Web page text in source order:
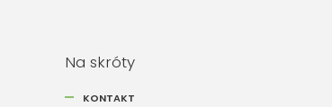
Na skróty
KONTAKT